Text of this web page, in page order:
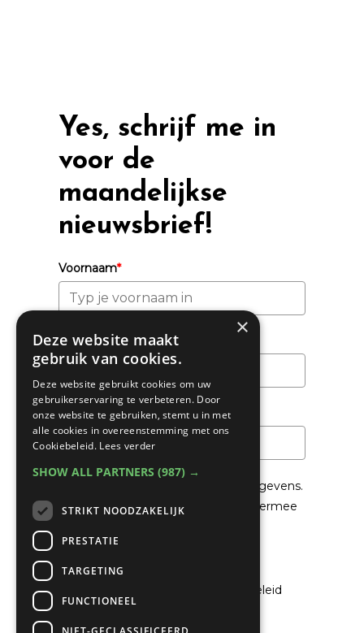
Yes, schrijf me in
voor de
maandelijkse
nieuwsbrief!
Voornaam*
Achternaam
Email*
We gaan voorzichtig om met je gegevens.
Lees in hetPrivacybeleid
hoe we hiermee
Ik ga akkoord met het privacybeleid
×
Deze website maakt
gebruik van cookies.
Deze website gebruikt cookies om uw
gebruikerservaring te verbeteren. Door
onze website te gebruiken, stemt u in met
alle cookies in overeenstemming met ons
Cookiebeleid. Lees verder
SHOW ALL PARTNERS (987) →
STRIKT NOODZAKELIJK
PRESTATIE
TARGETING
FUNCTIONEEL